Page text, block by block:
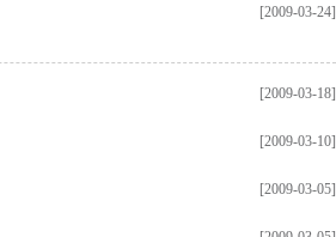
[2009-03-24]
[2009-03-18]
[2009-03-10]
[2009-03-05]